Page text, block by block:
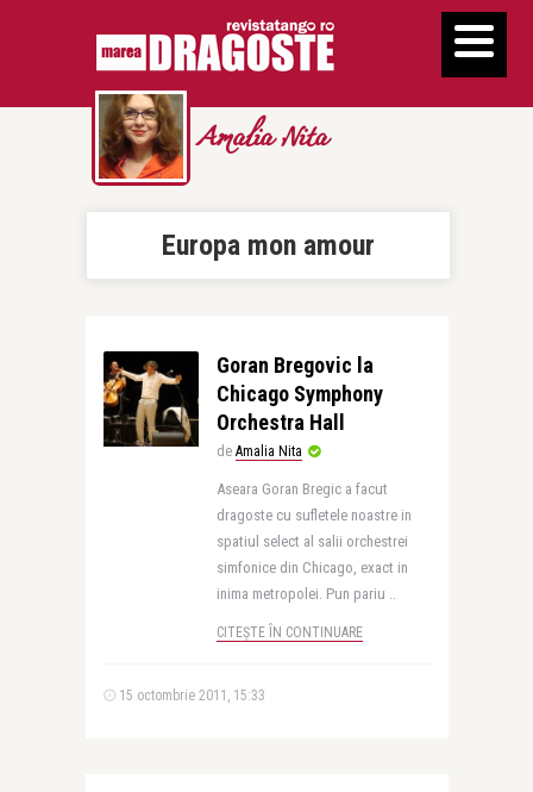
Amalia Nita
Europa mon amour
Goran Bregovic la
Chicago Symphony
Orchestra Hall
de Amalia Nita
Aseara Goran Bregic a facut
dragoste cu sufletele noastre in
spatiul select al salii orchestrei
simfonice din Chicago, exact in
inima metropolei. Pun pariu ..
CITEȘTE ÎN CONTINUARE
15 octombrie 2011, 15:33